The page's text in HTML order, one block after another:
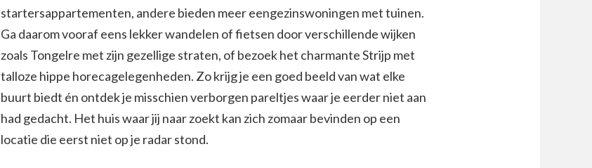
startersappartementen, andere bieden meer eengezinswoningen met tuinen.
Ga daarom vooraf eens lekker wandelen of fietsen door verschillende wijken
zoals Tongelre met zijn gezellige straten, of bezoek het charmante Strijp met
talloze hippe horecagelegenheden. Zo krijg je een goed beeld van wat elke
buurt biedt én ontdek je misschien verborgen pareltjes waar je eerder niet aan
had gedacht. Het huis waar jij naar zoekt kan zich zomaar bevinden op een
locatie die eerst niet op je radar stond.